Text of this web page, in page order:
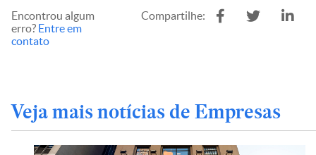
Encontrou algum
erro? Entre em
contato
Compartilhe:
Veja mais notícias de Empresas